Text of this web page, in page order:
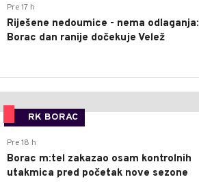
Pre 17 h
Riješene nedoumice - nema odlaganja:
Borac dan ranije dočekuje Velež
RK BORAC
Pre 18 h
Borac m:tel zakazao osam kontrolnih
utakmica pred početak nove sezone